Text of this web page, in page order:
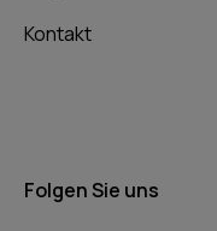
Kontakt
Folgen Sie uns